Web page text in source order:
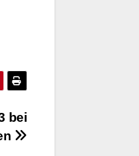
bei